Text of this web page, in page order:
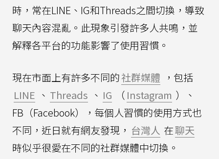
時，常在LINE、IG和Threads之間切換，導致
聊天內容混亂。此現象引發許多人共鳴，並
解釋各平台的功能影響了使用習慣。
現在市面上有許多不同的社群媒體 ，包括
LINE 、 Threads 、 IG （ Instagram ）、
FB（Facebook），每個人習慣的使用方式也
不同，近日就有網友發現， 台灣人 在聊天
時似乎很愛在不同的社群媒體中切換。